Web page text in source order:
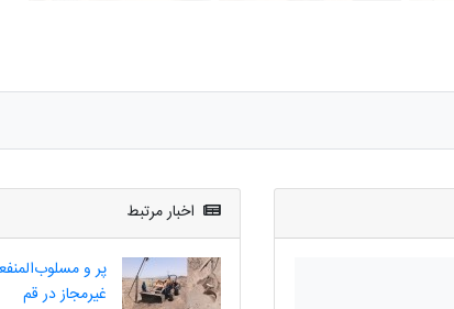
اخبار مرتبط
غیرمجاز در قم